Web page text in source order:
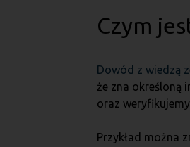
Czym
Dowód z wiedzą
że zna określoną
oraz
Przykład można